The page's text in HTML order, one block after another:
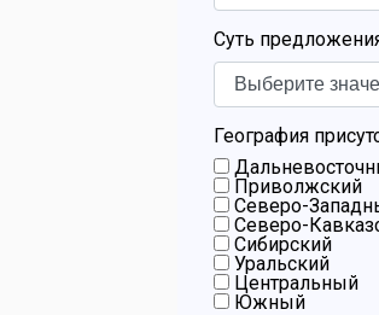
Суть
География
Приволжский
Северо-
Северо-
Сибирский
Уральский
Центральный
Южный